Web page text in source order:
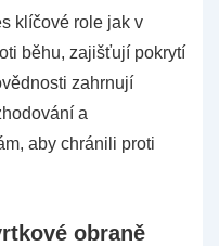
klíčové role jak v
běhu, zajišťují pokrytí
zahrnují
a
aby chránili proti
obraně